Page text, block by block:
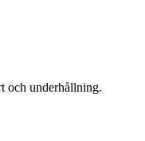
och underhållning.